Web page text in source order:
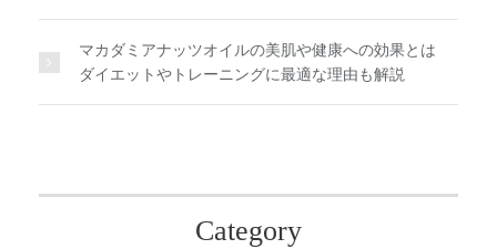
マカダミアナッツオイルの美肌や健康への効果とは
ダイエットやトレーニングに最適な理由も解説
Category